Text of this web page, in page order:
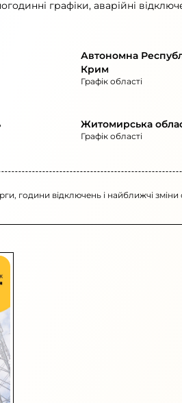
графіки, аварійні
Автономна
Крим
Графік області
Житомирська
Графік області
години відключень і найближчі зміни